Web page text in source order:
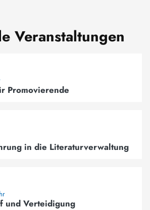
Veranstaltungen
Promovierende
in die Literaturverwaltung
und Verteidigung